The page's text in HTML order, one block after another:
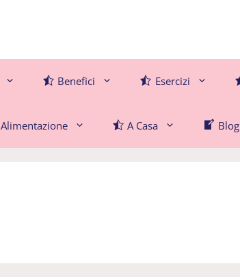
Benefici Esercizi
Alimentazione A Casa Blog